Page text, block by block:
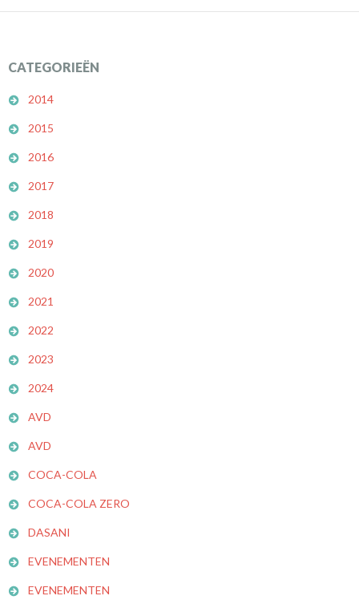
CATEGORIEËN
2014
2015
2016
2017
2018
2019
2020
2021
2022
2023
2024
AVD
AVD
COCA-COLA
COCA-COLA ZERO
DASANI
EVENEMENTEN
EVENEMENTEN